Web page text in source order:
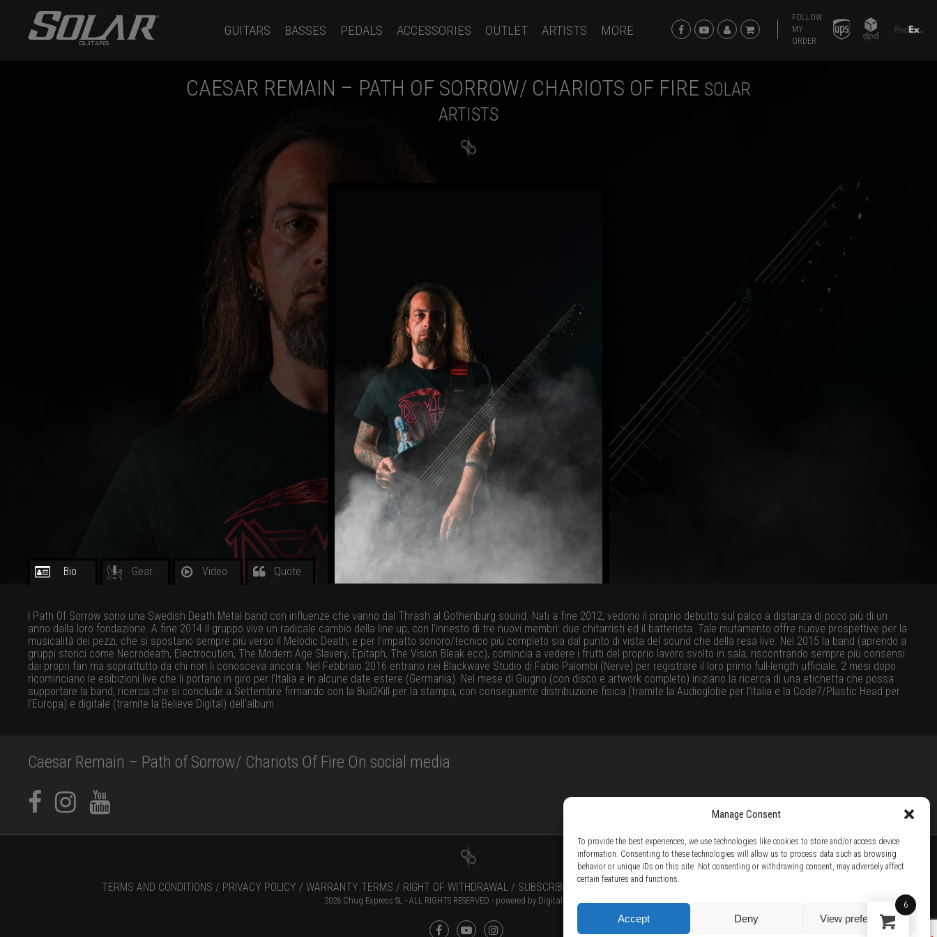
Manage Consent
To provide the best experiences, we use technologies like cookies to store and/or access device
information. Consenting to these technologies will allow us to process data such as browsing
behavior or unique IDs on this site. Not consenting or withdrawing consent, may adversely affect
certain features and functions.
Accept Deny View preferences
GUITARS BASSES PEDALS ACCESSORIES OUTLET ARTISTS MORE
FOLLOW
MY
ORDER
CAESAR REMAIN – PATH OF SORROW/ CHARIOTS OF FIRE SOLAR
ARTISTS
Bio Gear Video Quote
I Path Of Sorrow sono una Swedish Death Metal band con influenze che vanno dal Thrash al Gothenburg sound. Nati a fine 2012, vedono il proprio debutto sul palco a distanza di poco più di un
anno dalla loro fondazione. A fine 2014 il gruppo vive un radicale cambio della line up, con l’innesto di tre nuovi membri: due chitarristi ed il batterista. Tale mutamento offre nuove prospettive per la
musicalità dei pezzi, che si spostano sempre più verso il Melodic Death, e per l’impatto sonoro/tecnico più completo sia dal punto di vista del sound che della resa live. Nel 2015 la band (aprendo a
gruppi storici come Necrodeath, Electrocution, The Modern Age Slavery, Epitaph, The Vision Bleak ecc), comincia a vedere i frutti del proprio lavoro svolto in sala, riscontrando sempre più consensi
dai propri fan ma soprattutto da chi non li conosceva ancora. Nel Febbraio 2016 entrano nei Blackwave Studio di Fabio Palombi (Nerve) per registrare il loro primo full-length ufficiale, 2 mesi dopo
ricominciano le esibizioni live che li portano in giro per l’Italia e in alcune date estere (Germania). Nel mese di Giugno (con disco e artwork completo) iniziano la ricerca di una etichetta che possa
supportare la band, ricerca che si conclude a Settembre firmando con la Buil2Kill per la stampa, con conseguente distribuzione fisica (tramite la Audioglobe per l’Italia e la Code7/Plastic Head per
l’Europa) e digitale (tramite la Believe Digital) dell’album
Caesar Remain – Path of Sorrow/ Chariots Of Fire On social media
TERMS AND CONDITIONS / PRIVACY POLICY / WARRANTY TERMS / RIGHT OF WITHDRAWAL / SUBSCRIBE TO NEWSLETTER /
2026 Chug Express SL - ALL RIGHTS RESERVED - powered by Digital Player Agency 6